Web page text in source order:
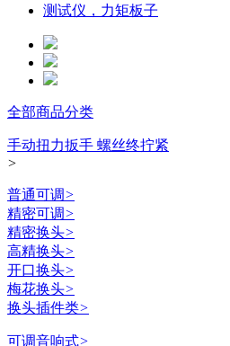
测试仪，力矩板子
全部商品分类
手动扭力扳手 螺丝终拧紧
>
普通可调>
精密可调>
精密换头>
高精换头>
开口换头>
梅花换头>
换头插件类>
可调音响式>